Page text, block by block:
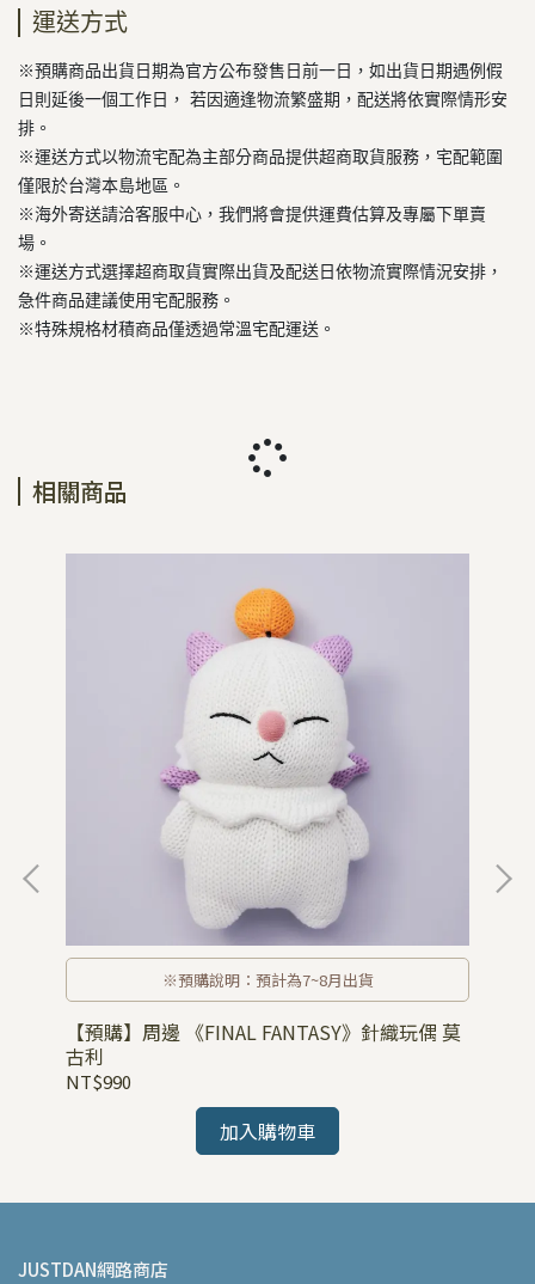
運送方式
※預購商品出貨日期為官方公布發售日前一日，如出貨日期遇例假
日則延後一個工作日， 若因適逢物流繁盛期，配送將依實際情形安
排。
※運送方式以物流宅配為主部分商品提供超商取貨服務，宅配範圍
僅限於台灣本島地區。
※海外寄送請洽客服中心，我們將會提供運費估算及專屬下單賣
場。
※運送方式選擇超商取貨實際出貨及配送日依物流實際情況安排，
急件商品建議使用宅配服務。
※特殊規格材積商品僅透過常溫宅配運送。
相關商品
※預購說明：預計為7~8月出貨
【預購】周邊 《FINAL FANTASY》針織玩偶 莫
古利
NT$990
加入購物車
JUSTDAN網路商店